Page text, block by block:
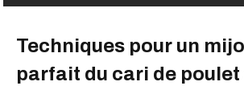
Techniques pour un
parfait du cari de poulet